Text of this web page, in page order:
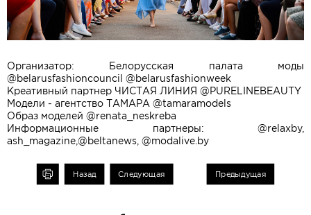
Организатор: Белорусская палата моды
@belarusfashioncouncil @belarusfashionweek
Креативный партнер ЧИСТАЯ ЛИНИЯ @PURELINEBEAUTY
Модели - агентство ТАМАРА @tamaramodels
Образ моделей @renata_neskreba
Информационные партнеры: @relaxby,
ash_magazine,@beltanews, @modalive.by
Назад Следующая Предыдущая